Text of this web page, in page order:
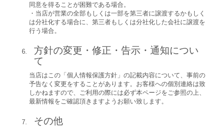
同意を得ることが困難である場合。
・当店が営業の全部もしくは一部を第三者に譲渡するかもしく
は分社化する場合に、第三者もしくは分社化した会社に譲渡を
行う場合。
方針の変更・修正・告示・通知につい
て
当店はこの「個人情報保護方針」の記載内容について、事前の
予告なく変更をすることがあります。お客様への個別連絡は致
しかねますので、ご利用の際には必ず本ページをご参照の上、
最新情報をご確認頂きますようお願い致します。
その他